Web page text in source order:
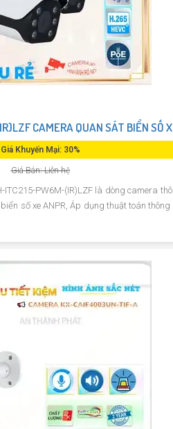
CAMERA QUAN SÁT BIỂN SỐ
Giá Khuyến Mại: 30%
Giá Bán: Liên hệ
ITC215-PW6M-(IR)LZF là dòng camera
số xe ANPR, Áp dụng thuật toán thông